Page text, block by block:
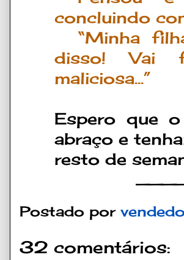
concluindo
“Minha
disso! Vai
maliciosa...”
Espero que
abraço e
resto de
Postado por
32 comentários: